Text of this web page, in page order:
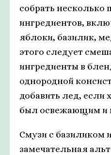
собрать несколько
ингредиентов,
яблоки, базилик,
этого следует
ингредиенты в
однородной
добавить лед, если
был освежающим и
Смузи с базиликом
замечательная